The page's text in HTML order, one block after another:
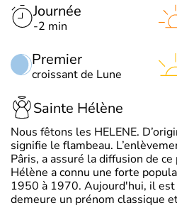
Journée
-2 min
Premier
croissant de Lune
Sainte Hélène
Nous fêtons les HELENE.
signifie le flambeau.
Pâris, a assuré la diffusion de ce
Hélène a connu une forte
1950 à 1970. Aujourd'hui, il
demeure un prénom classique